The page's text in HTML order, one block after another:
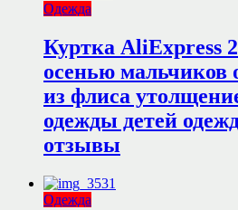
Одежда
Куртка AliExpress
осенью мальчиков
из флиса
одежды детей
отзывы
Одежда